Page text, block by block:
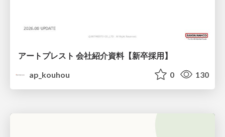
アートプレスト 会社紹介資料【新卒採用】
ap_kouhou
0 130